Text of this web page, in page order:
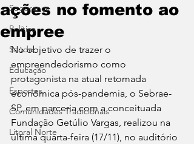
Segurança
Política
Saúde
Educação
Esportes
Comunidades Tradicionais
Litoral Norte
ações no fomento ao
empree
No objetivo de trazer o
empreendedorismo como
protagonista na atual retomada
econômica pós-pandemia, o Sebrae-
SP, em parceria com a conceituada
Fundação Getúlio Vargas, realizou na
última quarta-feira (17/11), no auditório